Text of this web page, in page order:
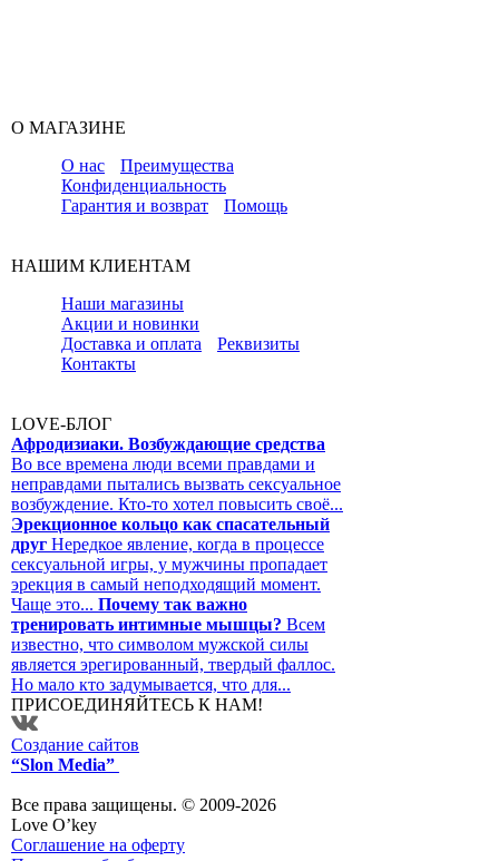
О МАГАЗИНЕ
О нас
Преимущества
Конфиденциальность
Гарантия и возврат
Помощь
НАШИМ КЛИЕНТАМ
Наши магазины
Акции и новинки
Доставка и оплата
Реквизиты
Контакты
LOVE-БЛОГ
Афродизиаки. Возбуждающие средства
Во все времена люди всеми правдами и
неправдами пытались вызвать сексуальное
возбуждение. Кто-то хотел повысить своё...
Эрекционное кольцо как спасательный
друг Нередкое явление, когда в процессе
сексуальной игры, у мужчины пропадает
эрекция в самый неподходящий момент.
Чаще это... Почему так важно
тренировать интимные мышцы? Всем
известно, что символом мужской силы
является эрегированный, твердый фаллос.
Но мало кто задумывается, что для...
ПРИСОЕДИНЯЙТЕСЬ К НАМ!
Создание сайтов
“Slon Media”
Все права защищены. © 2009-2026
Love O’key
Соглашение на оферту